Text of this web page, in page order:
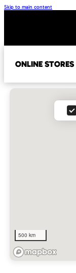
Skip to main content
ONLINE STORES
Map
500 km